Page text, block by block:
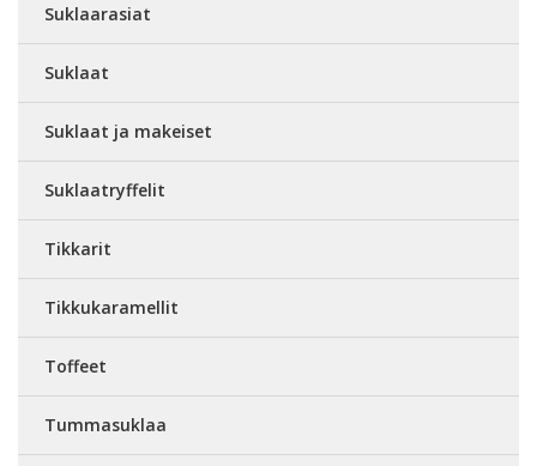
Suklaarasiat
Suklaat
Suklaat ja makeiset
Suklaatryffelit
Tikkarit
Tikkukaramellit
Toffeet
Tummasuklaa